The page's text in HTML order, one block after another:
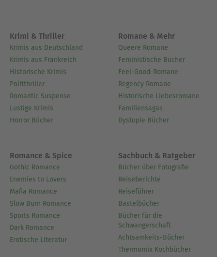
Krimi & Thriller
Krimis aus Deutschland
Krimis aus Frankreich
Historische Krimis
Politthriller
Romantic Suspense
Lustige Krimis
Horror Bücher
Romane & Mehr
Queere Romane
Feministische Bücher
Feel-Good-Romane
Regency Romane
Historische Liebesromane
Familiensagas
Dystopie Bücher
Romance & Spice
Gothic Romance
Enemies to Lovers
Mafia Romance
Slow Burn Romance
Sports Romance
Dark Romance
Erotische Literatur
Sachbuch & Ratgeber
Bücher über Fotografie
Reiseberichte
Reiseführer
Bastelbücher
Bücher für die
Schwangerschaft
Achtsamkeits-Bücher
Thermomix Kochbücher